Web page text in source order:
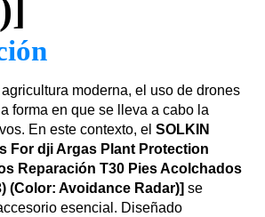
moderna, el uso de drones
forma en que se lleva a cabo la
En este contexto, el SOLKIN
For dji Argas Plant Protection
Reparación T30 Pies Acolchados
(Color: Avoidance Radar)] se
esencial. Diseñado